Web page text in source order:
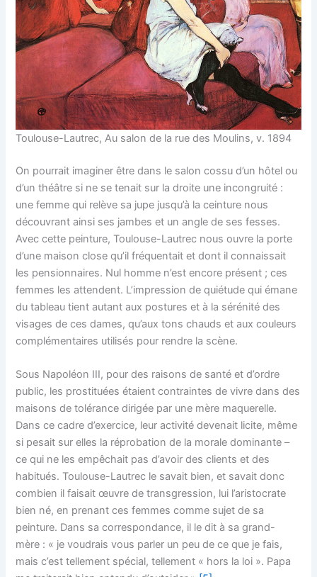
Toulouse-Lautrec, Au salon de la rue des Moulins, v. 1894
On pourrait imaginer être dans le salon cossu d’un hôtel ou
d’un théâtre si ne se tenait sur la droite une incongruité :
une femme qui relève sa jupe jusqu’à la ceinture nous
découvrant ainsi ses jambes et un angle de ses fesses.
Avec cette peinture, Toulouse-Lautrec nous ouvre la porte
d’une maison close qu’il fréquentait et dont il connaissait
les pensionnaires. Nul homme n’est encore présent ; ces
femmes les attendent. L’impression de quiétude qui émane
du tableau tient autant aux postures et à la sérénité des
visages de ces dames, qu’aux tons chauds et aux couleurs
complémentaires utilisés pour rendre la scène.
Sous Napoléon III, pour des raisons de santé et d’ordre
public, les prostituées étaient contraintes de vivre dans des
maisons de tolérance dirigée par une mère maquerelle.
Dans ce cadre d’exercice, leur activité devenait licite, même
si pesait sur elles la réprobation de la morale dominante –
ce qui ne les empêchait pas d’avoir des clients et des
habitués. Toulouse-Lautrec le savait bien, et savait donc
combien il faisait œuvre de transgression, lui l’aristocrate
bien né, en prenant ces femmes comme sujet de sa
peinture. Dans sa correspondance, il le dit à sa grand-
mère : « je voudrais vous parler un peu de ce que je fais,
mais c’est tellement spécial, tellement « hors la loi ». Papa